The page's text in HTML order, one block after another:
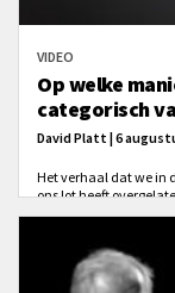
VIDEO
Op welke
categorisch
David Platt | 6
Het verhaal dat we in
ons lot heeft